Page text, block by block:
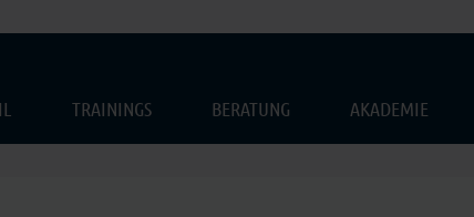
TRAININGS BERATUNG AKADEMIE